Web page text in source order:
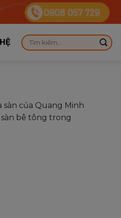
của Quang Minh
bê tông trong